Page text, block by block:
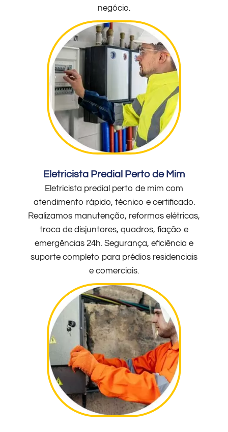
negócio.
Eletricista Predial Perto de Mim
Eletricista predial perto de mim com
atendimento rápido, técnico e certificado.
Realizamos manutenção, reformas elétricas,
troca de disjuntores, quadros, fiação e
emergências 24h. Segurança, eficiência e
suporte completo para prédios residenciais
e comerciais.